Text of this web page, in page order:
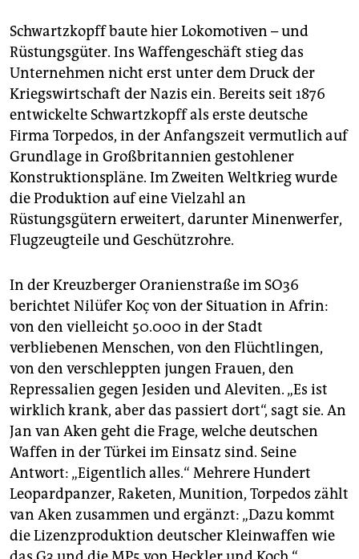
Schwartzkopff baute hier Lokomotiven – und
Rüstungsgüter.­ Ins Waffengeschäft stieg das
Unternehmen nicht erst unter­ dem Druck der
Kriegswirtschaft der Nazis ein. Bereits seit 1876
entwickelte Schwartzkopff als erste deutsche
Firma Torpedos, in der Anfangszeit vermutlich auf
Grundlage in Großbritannien gestohlener
Konstruktions­pläne. Im Zweiten Weltkrieg wurde
die Produktion auf eine Vielzahl an
Rüstungsgütern erweitert, darunter Minenwerfer,
Flugzeugteile und Geschützrohre.
In der Kreuzberger Oranienstraße im SO36
berichtet Nilüfer Koç von der Situation in Afrin:
von den vielleicht 50.000 in der Stadt
verbliebenen Menschen, von den Flüchtlingen,
von den verschleppten jungen Frauen, den
Repressalien gegen Jesiden und Aleviten. „Es ist
wirklich krank, aber das passiert dort“, sagt sie. An
Jan van Aken geht die Frage, welche deutschen
Waffen in der Türkei im Einsatz sind. Seine
Antwort: „Eigentlich alles.“ Mehrere Hundert
Leopardpanzer, Raketen, Munition, Torpedos zählt
van Aken zusammen und ergänzt: „Dazu kommt
die Lizenzproduktion deutscher Kleinwaffen wie